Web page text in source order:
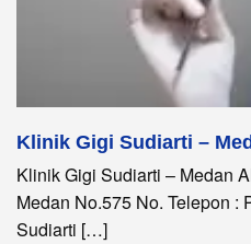
Klinik Gigi Sudiarti –
Klinik Gigi Sudiarti – Medan
Medan No.575 No. Telepon :
Sudiarti […]